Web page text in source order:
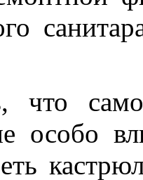
что
особо